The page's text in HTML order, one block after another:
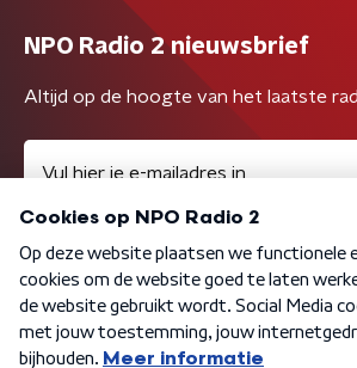
NPO Radio 2 nieuwsbrief
Altijd op de hoogte van het laatste
Algemene voorwaarden